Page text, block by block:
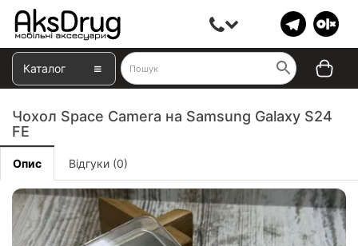
Каталог
Чохол Space Camera на Samsung Galaxy S24
FE
Опис Відгуки (0)